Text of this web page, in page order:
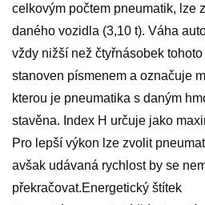
celkovým počtem pneumatik, lze
daného vozidla (3,10 t). Váha
vždy nižší než čtyřnásobek
stanoven písmenem a označuje
kterou je pneumatika s daným
stavěna. Index H určuje jako
Pro lepší výkon lze zvolit
avšak udávaná rychlost by se
překračovat.Energetický štítek